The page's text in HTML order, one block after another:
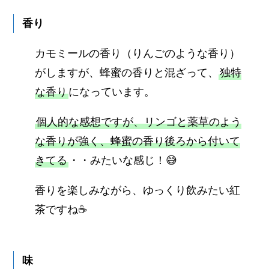
香り
カモミールの香り（りんごのような香り）
がしますが、蜂蜜の香りと混ざって、独特
な香りになっています。
個人的な感想ですが、リンゴと薬草のよう
な香りが強く、蜂蜜の香り後ろから付いて
きてる ・・みたいな感じ！😅
香りを楽しみながら、ゆっくり飲みたい紅
茶ですね☕️
味